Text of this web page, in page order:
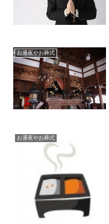
お通夜やお葬式
お通夜やお葬式